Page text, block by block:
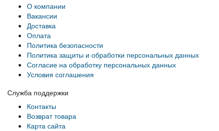
О компании
Вакансии
Доставка
Оплата
Политика безопасности
Политика защиты и обработки персональных данных
Согласие на обработку персональных данных
Условия соглашения
Служба поддержки
Контакты
Возврат товара
Карта сайта